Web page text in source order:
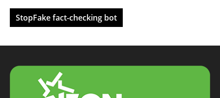
StopFake fact-checking bot